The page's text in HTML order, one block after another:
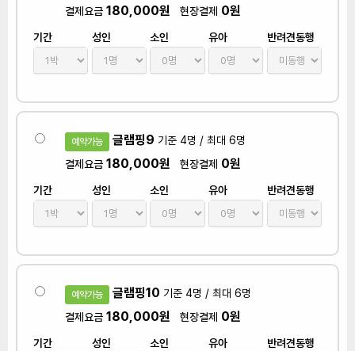
결제요금 180,000원 현장결제 0원
기간 성인 소인 유아 반려견동행
예약가능 글램핑9 기준 4명 / 최대 6명
결제요금 180,000원 현장결제 0원
기간 성인 소인 유아 반려견동행
예약가능 글램핑10 기준 4명 / 최대 6명
결제요금 180,000원 현장결제 0원
기간 성인 소인 유아 반려견동행